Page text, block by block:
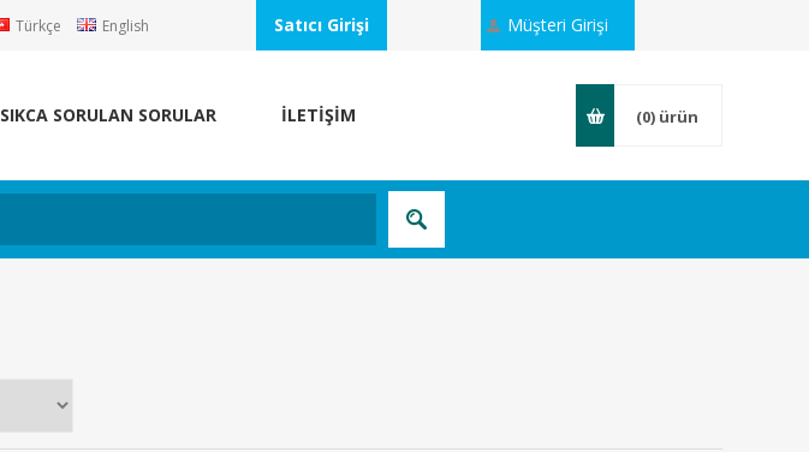
Türkçe English Satıcı Girişi Müşteri Girişi
SIKCA SORULAN SORULAR İLETİŞİM (0) ürün